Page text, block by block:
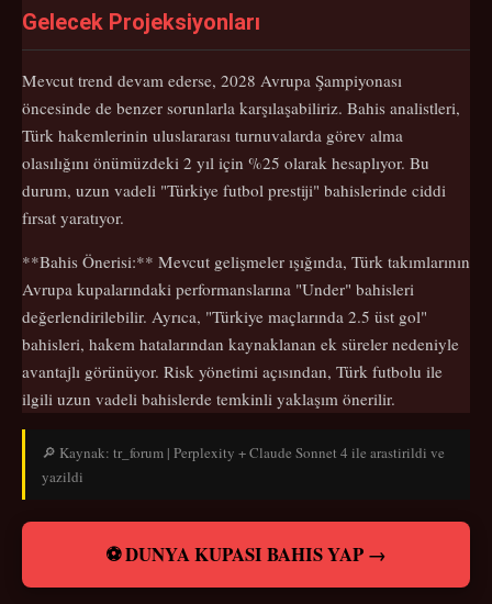
Gelecek Projeksiyonları
Mevcut trend devam ederse, 2028 Avrupa Şampiyonası
öncesinde de benzer sorunlarla karşılaşabiliriz. Bahis analistleri,
Türk hakemlerinin uluslararası turnuvalarda görev alma
olasılığını önümüzdeki 2 yıl için %25 olarak hesaplıyor. Bu
durum, uzun vadeli "Türkiye futbol prestiji" bahislerinde ciddi
fırsat yaratıyor.
**Bahis Önerisi:** Mevcut gelişmeler ışığında, Türk takımlarının
Avrupa kupalarındaki performanslarına "Under" bahisleri
değerlendirilebilir. Ayrıca, "Türkiye maçlarında 2.5 üst gol"
bahisleri, hakem hatalarından kaynaklanan ek süreler nedeniyle
avantajlı görünüyor. Risk yönetimi açısından, Türk futbolu ile
ilgili uzun vadeli bahislerde temkinli yaklaşım önerilir.
🔎 Kaynak: tr_forum | Perplexity + Claude Sonnet 4 ile arastirildi ve
yazildi
⚽ DUNYA KUPASI BAHIS YAP →